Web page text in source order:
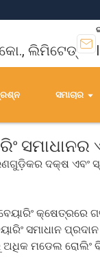
ଲିମିଟେଡ୍
ସମାଚାର
ସମାଧାନର
ଦକ୍ଷ ଏବଂ
କ୍ଷେତ୍ରରେ
ସମାଧାନ
ମଡେଲ ରୋଲିଂ